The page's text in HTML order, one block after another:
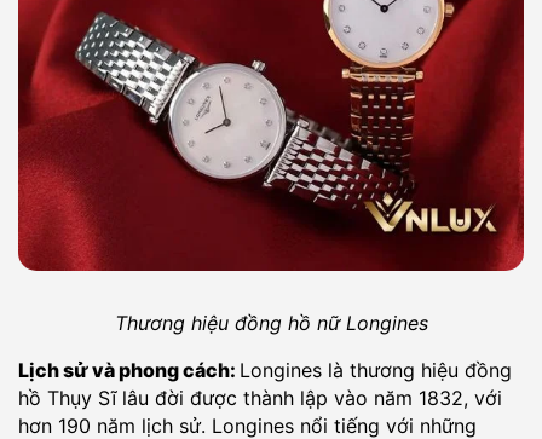
Thương hiệu đồng hồ nữ Longines
Lịch sử và phong cách: Longines là thương hiệu đồng
hồ Thụy Sĩ lâu đời được thành lập vào năm 1832, với
hơn 190 năm lịch sử. Longines nổi tiếng với những